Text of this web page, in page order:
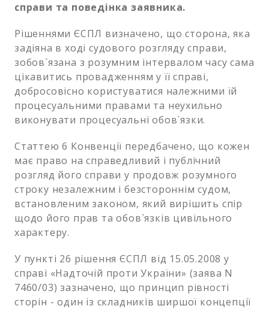
справи та поведінка заявника.
Рішеннями ЄСПЛ визначено, що сторона, яка
задіяна в ході судового розгляду справи,
зобов`язана з розумним інтервалом часу сама
цікавитись провадженням у її справі,
добросовісно користуватися належними їй
процесуальними правами та неухильно
виконувати процесуальні обов`язки.
Статтею 6 Конвенції передбачено, що кожен
має право на справедливий і публічний
розгляд його справи у продовж розумного
строку незалежним і безстороннім судом,
встановленим законом, який вирішить спір
щодо його прав та обов`язків цивільного
характеру.
У пункті 26 рішення ЄСПЛ від 15.05.2008 у
справі «Надточій проти України» (заява N
7460/03) зазначено, що принцип рівності
сторін - один із складників ширшої концепції